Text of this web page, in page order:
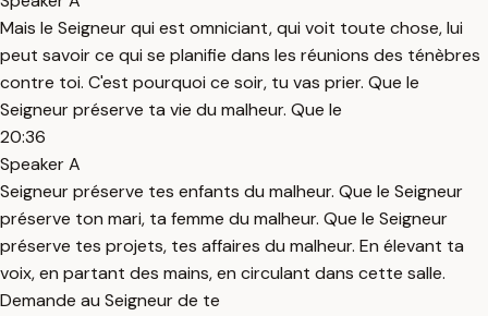
Mais le Seigneur qui est omniciant, qui voit toute chose, lui
peut savoir ce qui se planifie dans les réunions des ténèbres
contre toi. C'est pourquoi ce soir, tu vas prier. Que le
Seigneur préserve ta vie du malheur. Que le
20:36
Speaker A
Seigneur préserve tes enfants du malheur. Que le Seigneur
préserve ton mari, ta femme du malheur. Que le Seigneur
préserve tes projets, tes affaires du malheur. En élevant ta
voix, en partant des mains, en circulant dans cette salle.
Demande au Seigneur de te